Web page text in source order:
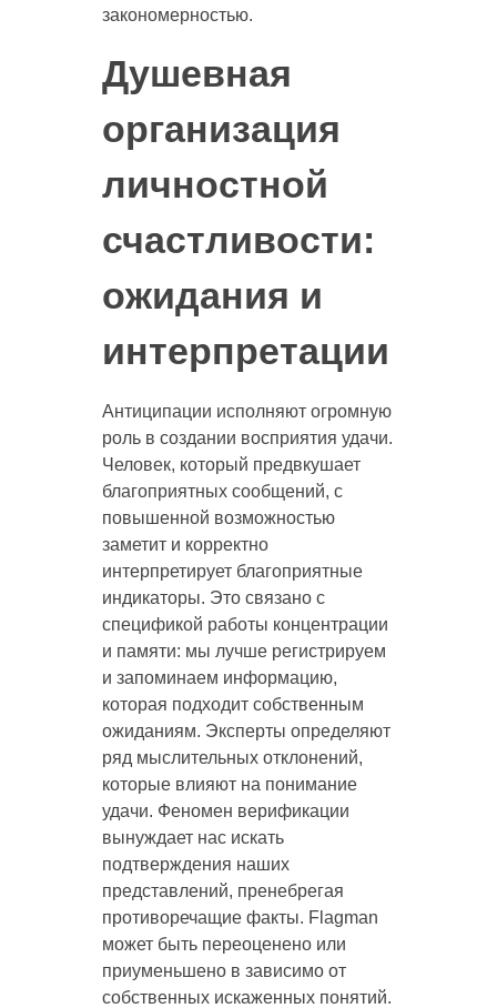
закономерностью.
Душевная
организация
личностной
счастливости:
ожидания и
интерпретации
Антиципации исполняют огромную
роль в создании восприятия удачи.
Человек, который предвкушает
благоприятных сообщений, с
повышенной возможностью
заметит и корректно
интерпретирует благоприятные
индикаторы. Это связано с
спецификой работы концентрации
и памяти: мы лучше регистрируем
и запоминаем информацию,
которая подходит собственным
ожиданиям. Эксперты определяют
ряд мыслительных отклонений,
которые влияют на понимание
удачи. Феномен верификации
вынуждает нас искать
подтверждения наших
представлений, пренебрегая
противоречащие факты. Flagman
может быть переоценено или
приуменьшено в зависимо от
собственных искаженных понятий.